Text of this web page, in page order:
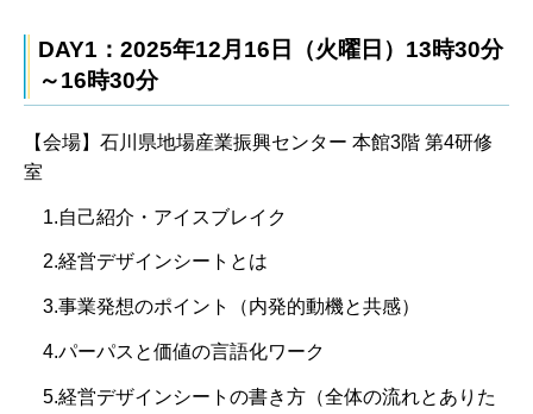
DAY1：2025年12月16日（火曜日）13時30分
～16時30分
【会場】石川県地場産業振興センター 本館3階 第4研修
室
1.自己紹介・アイスブレイク
2.経営デザインシートとは
3.事業発想のポイント（内発的動機と共感）
4.パーパスと価値の言語化ワーク
5.経営デザインシートの書き方（全体の流れとありた